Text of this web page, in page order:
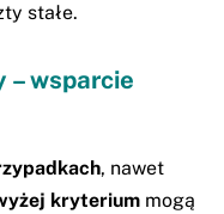
stałe.
– wsparcie
, nawet
kryterium mogą